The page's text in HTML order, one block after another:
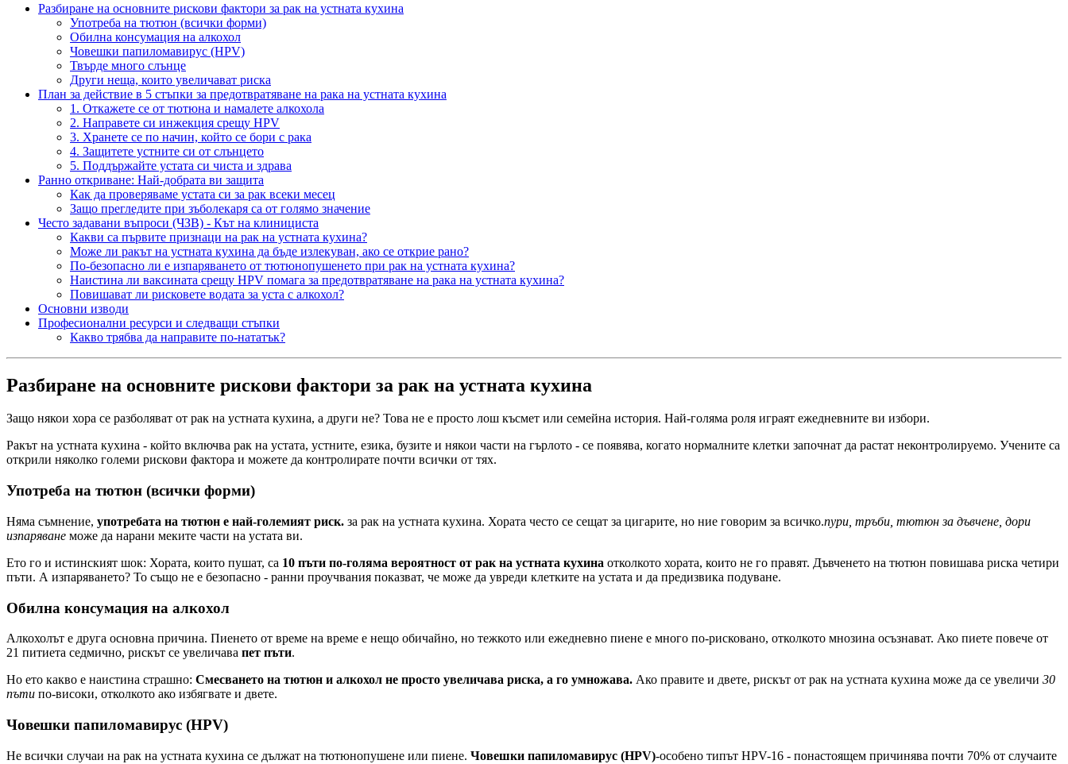
Разбиране на основните рискови фактори за рак на устната кухина
Употреба на тютюн (всички форми)
Обилна консумация на алкохол
Човешки папиломавирус (HPV)
Твърде много слънце
Други неща, които увеличават риска
План за действие в 5 стъпки за предотвратяване на рака на устната кухина
1. Откажете се от тютюна и намалете алкохола
2. Направете си инжекция срещу HPV
3. Хранете се по начин, който се бори с рака
4. Защитете устните си от слънцето
5. Поддържайте устата си чиста и здрава
Ранно откриване: Най-добрата ви защита
Как да проверяваме устата си за рак всеки месец
Защо прегледите при зъболекаря са от голямо значение
Често задавани въпроси (ЧЗВ) - Кът на клинициста
Какви са първите признаци на рак на устната кухина?
Може ли ракът на устната кухина да бъде излекуван, ако се открие рано?
По-безопасно ли е изпаряването от тютюнопушенето при рак на устната кухина?
Наистина ли ваксината срещу HPV помага за предотвратяване на рака на устната кухина?
Повишават ли рисковете водата за уста с алкохол?
Основни изводи
Професионални ресурси и следващи стъпки
Какво трябва да направите по-нататък?
Разбиране на основните рискови фактори за рак на устната кухина
Защо някои хора се разболяват от рак на устната кухина, а други не? Това не е просто лош късмет или семейна история. Най-голяма роля играят ежедневните ви избори.
Ракът на устната кухина - който включва рак на устата, устните, езика, бузите и някои части на гърлото - се появява, когато нормалните клетки започнат да растат неконтролируемо. Учените са
открили няколко големи рискови фактора и можете да контролирате почти всички от тях.
Употреба на тютюн (всички форми)
Няма съмнение, употребата на тютюн е най-големият риск. за рак на устната кухина. Хората често се сещат за цигарите, но ние говорим за всичко.пури, тръби, тютюн за дъвчене, дори
изпаряване може да нарани меките части на устата ви.
Ето го и истинският шок: Хората, които пушат, са 10 пъти по-голяма вероятност от рак на устната кухина отколкото хората, които не го правят. Дъвченето на тютюн повишава риска четири
пъти. А изпаряването? То също не е безопасно - ранни проучвания показват, че може да увреди клетките на устата и да предизвика подуване.
Обилна консумация на алкохол
Алкохолът е друга основна причина. Пиенето от време на време е нещо обичайно, но тежкото или ежедневно пиене е много по-рисковано, отколкото мнозина осъзнават. Ако пиете повече от
21 питиета седмично, рискът се увеличава пет пъти.
Но ето какво е наистина страшно: Смесването на тютюн и алкохол не просто увеличава риска, а го умножава. Ако правите и двете, рискът от рак на устната кухина може да се увеличи 30
пъти по-високи, отколкото ако избягвате и двете.
Човешки папиломавирус (HPV)
Не всички случаи на рак на устната кухина се дължат на тютюнопушене или пиене. Човешки папиломавирус (HPV)-особено типът HPV-16 - понастоящем причинява почти 70% от случаите